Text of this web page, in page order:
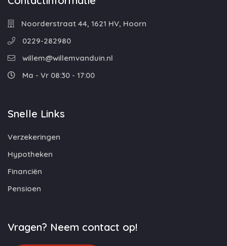
Noorderstraat 44, 1621 HV, Hoorn
0229-282980
willem@willemvanduin.nl
Ma - Vr 08:30 - 17:00
Snelle Links
Verzekeringen
Hypotheken
Financiën
Pensioen
Vragen? Neem contact op!